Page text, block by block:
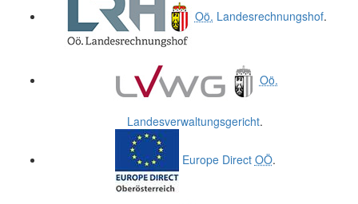
Oö. Landesrechnungshof.
Oö.
Landesverwaltungsgericht.
Europe Direct OÖ.